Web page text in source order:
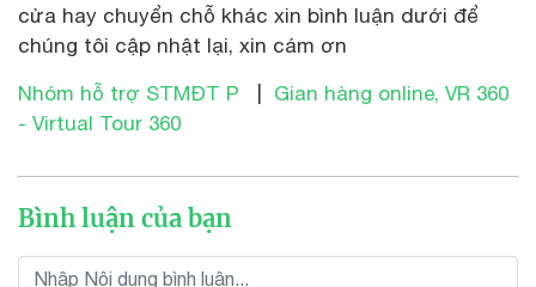
cửa hay chuyển chỗ khác xin bình luận dưới để
chúng tôi cập nhật lại, xin cám ơn
Nhóm hỗ trợ STMĐT P
Gian hàng online, VR 360
- Virtual Tour 360
Bình luận của bạn